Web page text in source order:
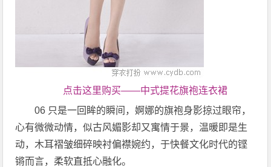
点击这里购买——中式提花旗袍连衣裙
06 只是一回眸的瞬间，婀娜的旗袍身影掠过眼帘，
心有微微动情，似古风媚影却又寓情于景，温暖即是生
动，木耳褶皱细碎映衬偏襟婉约，于快餐文化时代的铿
锵而言，柔软直抵心融化。